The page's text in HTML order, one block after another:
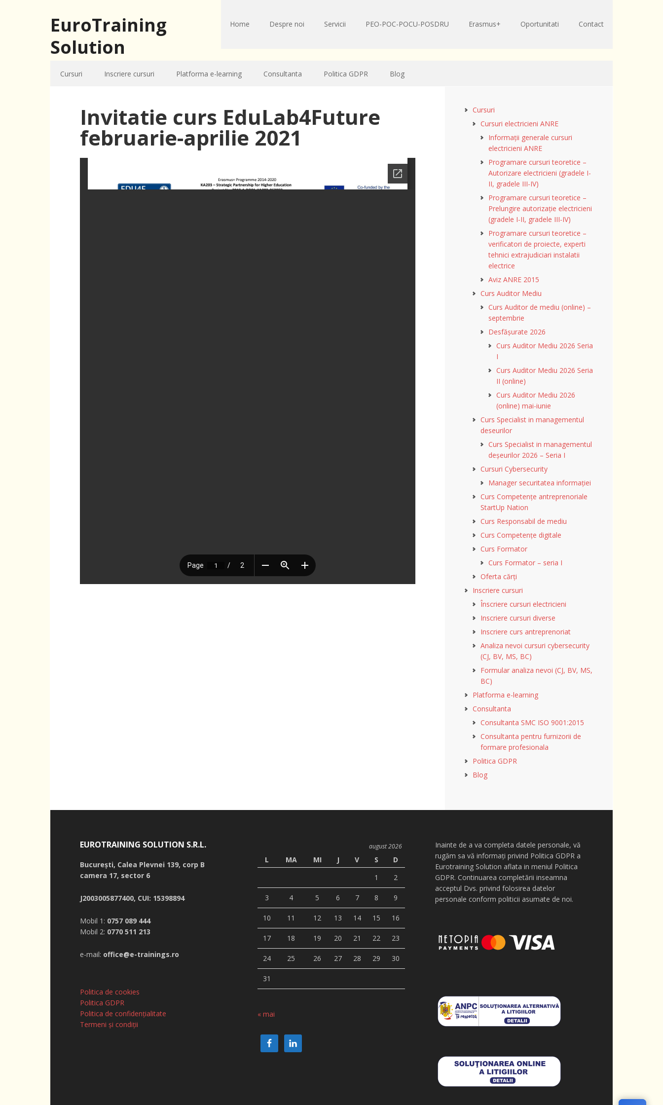
EuroTraining
Solution
Home Despre noi Servicii PEO-POC-POCU-POSDRU Erasmus+ Oportunitati Contact
Cursuri Inscriere cursuri Platforma e-learning Consultanta Politica GDPR Blog
Invitatie curs EduLab4Future
februarie-aprilie 2021
Cursuri
Cursuri electricieni ANRE
Informații generale cursuri
electricieni ANRE
Programare cursuri teoretice –
Autorizare electricieni (gradele I-
II, gradele III-IV)
Programare cursuri teoretice –
Prelungire autorizație electricieni
(gradele I-II, gradele III-IV)
Programare cursuri teoretice –
verificatori de proiecte, experti
tehnici extrajudiciari instalatii
electrice
Aviz ANRE 2015
Curs Auditor Mediu
Curs Auditor de mediu (online) –
septembrie
Desfășurate 2026
Curs Auditor Mediu 2026 Seria
I
Curs Auditor Mediu 2026 Seria
II (online)
Curs Auditor Mediu 2026
(online) mai-iunie
Curs Specialist in managementul
deseurilor
Curs Specialist in managementul
deșeurilor 2026 – Seria I
Cursuri Cybersecurity
Manager securitatea informației
Curs Competențe antreprenoriale
StartUp Nation
Curs Responsabil de mediu
Curs Competențe digitale
Curs Formator
Curs Formator – seria I
Oferta cărți
Inscriere cursuri
Înscriere cursuri electricieni
Inscriere cursuri diverse
Inscriere curs antreprenoriat
Analiza nevoi cursuri cybersecurity
(CJ, BV, MS, BC)
Formular analiza nevoi (CJ, BV, MS,
BC)
Platforma e-learning
Consultanta
Consultanta SMC ISO 9001:2015
Consultanta pentru furnizorii de
formare profesionala
Politica GDPR
Blog
EUROTRAINING SOLUTION S.R.L.
București, Calea Plevnei 139, corp B
camera 17, sector 6
J2003005877400, CUI: 15398894
Mobil 1: 0757 089 444
Mobil 2: 0770 511 213
e-mail: office@e-trainings.ro
Politica de cookies
Politica GDPR
Politica de confidențialitate
Termeni și condiții
august 2026
L MA MI J V S
D
1
2
3 4 5 6 7 8 9
10 11 12 13 14 15 16
17 18 19 20 21 22 23
24 25 26 27 28 29 30
31
« mai
Inainte de a va completa datele personale, vă
rugăm sa vă informați privind Politica GDPR a
Eurotraining Solution aflata in meniul Politica
GDPR. Continuarea completării inseamna
acceptul Dvs. privind folosirea datelor
personale conform politicii asumate de noi.